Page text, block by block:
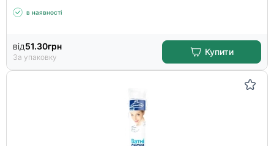
в наявності
від51.30грн
За упаковку
Купити